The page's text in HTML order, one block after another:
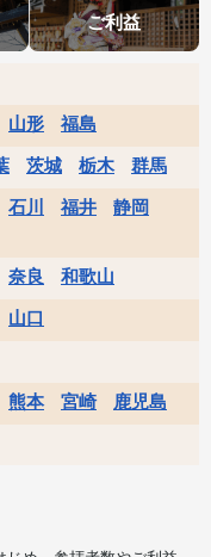
ご利益
山形
福島
茨城 栃木
群馬
石川 福井
静岡
奈良
和歌山
山口
熊本 宮崎 鹿児島